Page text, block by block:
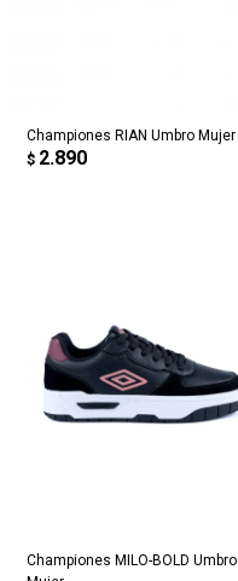
Championes RIAN Umbro Mujer
$ 2.890
Championes MILO-BOLD Umbro